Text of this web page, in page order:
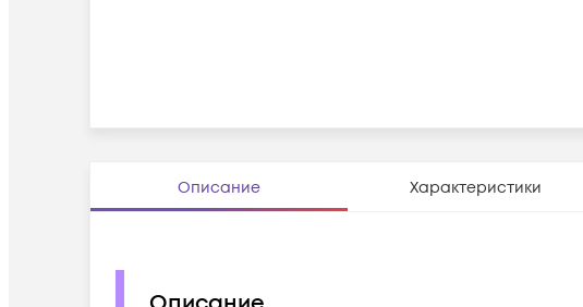
Описание Характеристики